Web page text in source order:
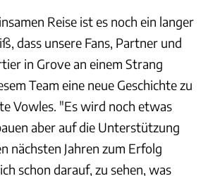
Reise ist es noch ein langer
dass unsere Fans, Partner und
in Grove an einem Strang
Team eine neue Geschichte zu
Vowles. "Es wird noch etwas
aber auf die Unterstützung
nächsten Jahren zum Erfolg
schon darauf, zu sehen, was